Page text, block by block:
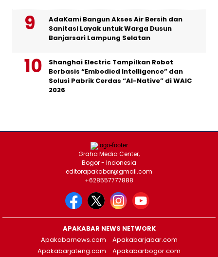
AdaKami Bangun Akses Air Bersih dan
Sanitasi Layak untuk Warga Dusun
Banjarsari Lampung Selatan
Shanghai Electric Tampilkan Robot
Berbasis “Embodied Intelligence” dan
Solusi Pabrik Cerdas “AI-Native” di WAIC
2026
Graha Media Center,
Bogor - Indonesia
editorapakabar@gmail.com
+628557777888
APAKABAR NEWS NETWORK
Apakabarnews.com
Apakabarjabar.com
Apakabarjateng.com
Apakabarbogor.com